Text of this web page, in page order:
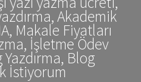
Akademik
Makale Fiyatları
İşletme Ödev
Blog
İstiyorum